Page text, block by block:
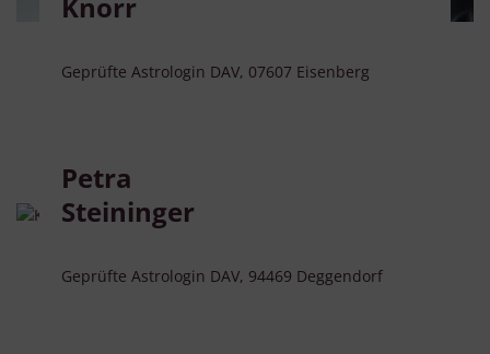
Knorr
Geprüfte Astrologin DAV, 07607 Eisenberg
Petra
Steininger
Geprüfte Astrologin DAV, 94469 Deggendorf